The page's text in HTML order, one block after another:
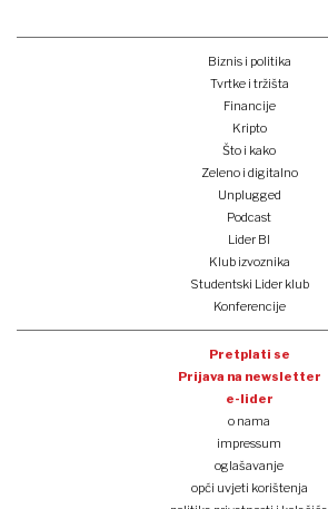
Biznis i politika
Tvrtke i tržišta
Financije
Kripto
Što i kako
Zeleno i digitalno
Unplugged
Podcast
Lider BI
Klub izvoznika
Studentski Lider klub
Konferencije
Pretplati se
Prijava na newsletter
e-lider
o nama
impressum
oglašavanje
opći uvjeti korištenja